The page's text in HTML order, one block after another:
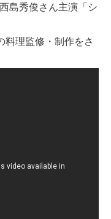
島秀俊さん主演「シ
料理監修・制作をさ